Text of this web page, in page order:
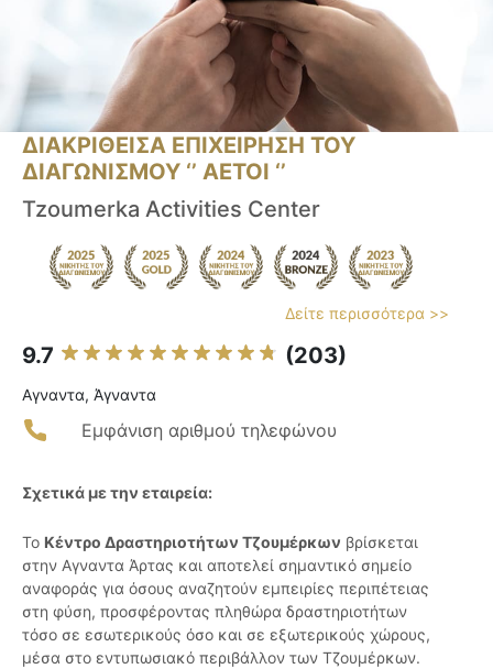
ΔΙΑΚΡΙΘΕΙΣΑ ΕΠΙΧΕΙΡΗΣΗ ΤΟΥ
ΔΙΑΓΩΝΙΣΜΟΥ ‘’ ΑΕΤΟΙ ‘’
Tzoumerka Activities Center
Δείτε περισσότερα >>
9.7 (203)
Αγναντα, Άγναντα
Εμφάνιση αριθμού τηλεφώνου
Σχετικά με την εταιρεία:
Το Κέντρο Δραστηριοτήτων Τζουμέρκων βρίσκεται
στην Αγναντα Άρτας και αποτελεί σημαντικό σημείο
αναφοράς για όσους αναζητούν εμπειρίες περιπέτειας
στη φύση, προσφέροντας πληθώρα δραστηριοτήτων
τόσο σε εσωτερικούς όσο και σε εξωτερικούς χώρους,
μέσα στο εντυπωσιακό περιβάλλον των Τζουμέρκων.